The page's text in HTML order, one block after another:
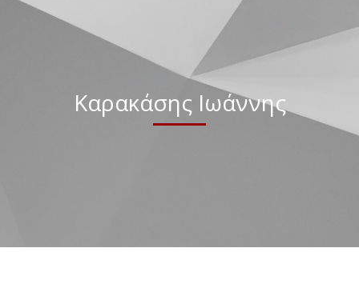
Καρακάσης Ιωάννης